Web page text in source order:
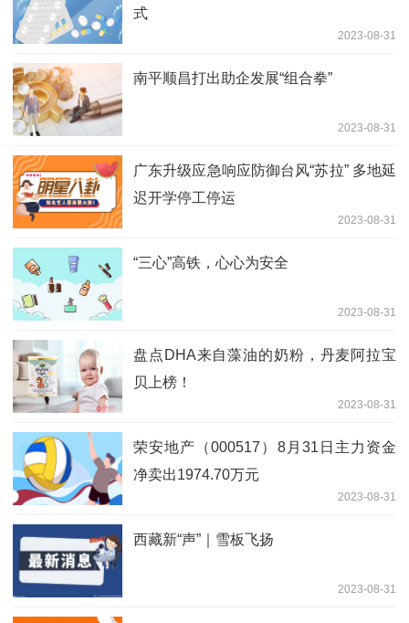
式
2023-08-31
南平顺昌打出助企发展“组合拳”
2023-08-31
广东升级应急响应防御台风“苏拉” 多地延
迟开学停工停运
2023-08-31
“三心”高铁，心心为安全
2023-08-31
盘点DHA来自藻油的奶粉，丹麦阿拉宝
贝上榜！
2023-08-31
荣安地产（000517）8月31日主力资金
净卖出1974.70万元
2023-08-31
西藏新“声”｜雪板飞扬
2023-08-31